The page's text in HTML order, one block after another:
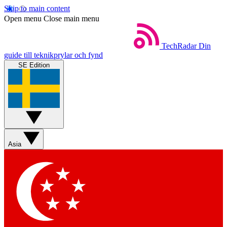
Skip to main content
Open menu Close main menu
TechRadar Din
guide till teknikprylar och fynd
SE Edition
Asia